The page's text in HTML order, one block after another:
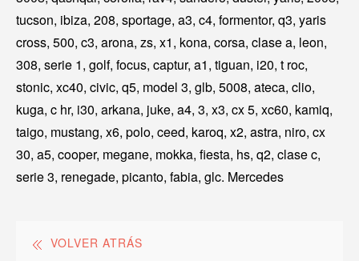
tucson, ibiza, 208, sportage, a3, c4, formentor, q3, yaris
cross, 500, c3, arona, zs, x1, kona, corsa, clase a, leon,
308, serie 1, golf, focus, captur, a1, tiguan, i20, t roc,
stonic, xc40, civic, q5, model 3, glb, 5008, ateca, clio,
kuga, c hr, i30, arkana, juke, a4, 3, x3, cx 5, xc60, kamiq,
taigo, mustang, x6, polo, ceed, karoq, x2, astra, niro, cx
30, a5, cooper, megane, mokka, fiesta, hs, q2, clase c,
serie 3, renegade, picanto, fabia, glc. Mercedes
VOLVER ATRÁS